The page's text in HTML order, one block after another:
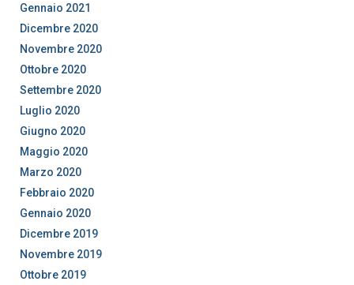
Gennaio 2021
Dicembre 2020
Novembre 2020
Ottobre 2020
Settembre 2020
Luglio 2020
Giugno 2020
Maggio 2020
Marzo 2020
Febbraio 2020
Gennaio 2020
Dicembre 2019
Novembre 2019
Ottobre 2019